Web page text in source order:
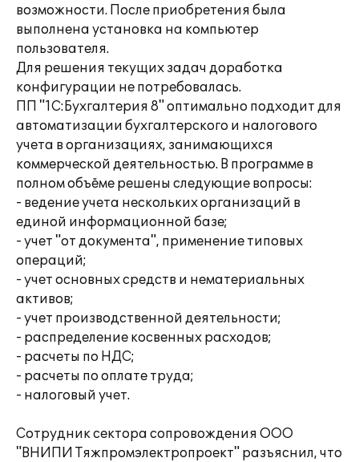
возможности. После приобретения была
выполнена установка на компьютер
пользователя.
Для решения текущих задач доработка
конфигурации не потребовалась.
ПП "1C:Бухгалтерия 8" оптимально подходит для
автоматизации бухгалтерского и налогового
учета в организациях, занимающихся
коммерческой деятельностью. В программе в
полном объёме решены следующие вопросы:
- ведение учета нескольких организаций в
единой информационной базе;
- учет "от документа", применение типовых
операций;
- учет основных средств и нематериальных
активов;
- учет производственной деятельности;
- распределение косвенных расходов;
- расчеты по НДС;
- расчеты по оплате труда;
- налоговый учет.
Сотрудник сектора сопровождения ООО
"ВНИПИ Тяжпромэлектропроект" разъяснил, что